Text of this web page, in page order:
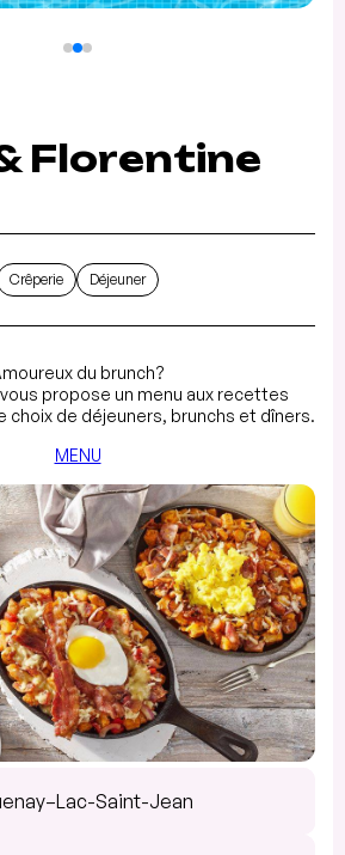
Florentine
Crêperie Déjeuner
du brunch?
propose un menu aux recettes
choix de déjeuners, brunchs et dîners.
MENU
Saint-Jean